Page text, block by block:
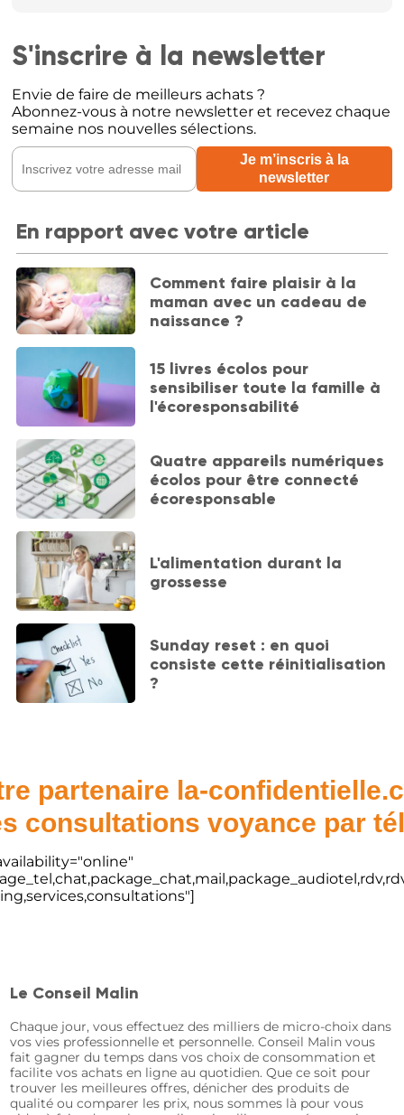
S'inscrire à la newsletter
Envie de faire de meilleurs achats ?
Abonnez-vous à notre newsletter et recevez chaque
semaine nos nouvelles sélections.
En rapport avec votre article
Comment faire plaisir à la
maman avec un cadeau de
naissance ?
15 livres écolos pour
sensibiliser toute la famille à
l'écoresponsabilité
Quatre appareils numériques
écolos pour être connecté
écoresponsable
L'alimentation durant la
grossesse
Sunday reset : en quoi
consiste cette réinitialisation
?
partenaire la-
consultations voyance par
Le Conseil Malin
Chaque jour, vous effectuez des milliers de micro-choix dans
vos vies professionnelle et personnelle. Conseil Malin vous
fait gagner du temps dans vos choix de consommation et
facilite vos achats en ligne au quotidien. Que ce soit pour
trouver les meilleures offres, dénicher des produits de
qualité ou comparer les prix, nous sommes là pour vous